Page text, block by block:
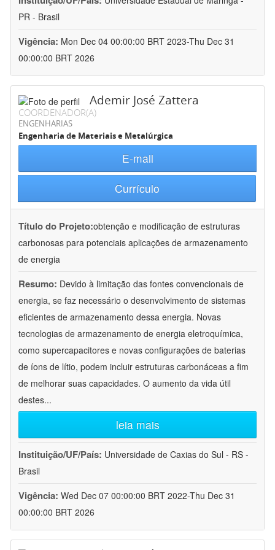
PR - Brasil
Vigência: Mon Dec 04 00:00:00 BRT 2023-Thu Dec 31
00:00:00 BRT 2026
Ademir José Zattera
COORDENADOR(A)
ENGENHARIAS
Engenharia de Materiais e Metalúrgica
E-mail
Currículo
Título do Projeto:obtenção e modificação de estruturas
carbonosas para potenciais aplicações de armazenamento
de energia
Resumo: Devido à limitação das fontes convencionais de
energia, se faz necessário o desenvolvimento de sistemas
eficientes de armazenamento dessa energia. Novas
tecnologias de armazenamento de energia eletroquímica,
como supercapacitores e novas configurações de baterias
de íons de lítio, podem incluir estruturas carbonáceas a fim
de melhorar suas capacidades. O aumento da vida útil
destes...
leia mais
Instituição/UF/País: Universidade de Caxias do Sul - RS -
Brasil
Vigência: Wed Dec 07 00:00:00 BRT 2022-Thu Dec 31
00:00:00 BRT 2026